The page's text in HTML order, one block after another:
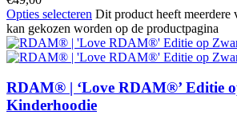
Opties selecteren Dit product heeft meerdere
kan gekozen worden op de productpagina
RDAM® | ‘Love RDAM®’ Editie
Kinderhoodie